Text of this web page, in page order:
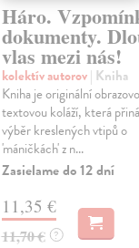
Háro.
dokumenty.
vlas mezi nás!
kolektív autorov| Kniha
Kniha je originální
textovou koláží, která
výběr kreslených vtipů o
'máničkách' z n...
Zasielame do 12 dní
11,35 €
11,70 € ?